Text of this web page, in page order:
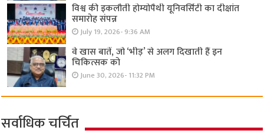
विश्व की इकलौती होम्योपैथी यूनिवर्सिटी का दीक्षांत
समारोह संपन्न
July 19, 2026- 9:36 AM
वे खास बातें, जो ‘भीड़’ से अलग दिखाती हैं इन
चिकित्सक को
June 30, 2026- 11:32 PM
सर्वाधिक चर्चित